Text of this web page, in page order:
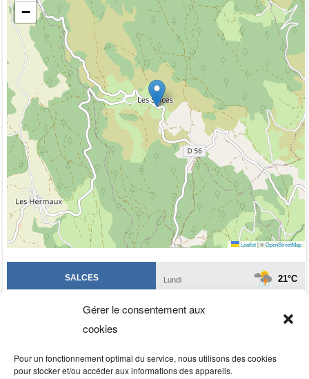
Gérer le consentement aux
cookies
Pour un fonctionnement optimal du service, nous utilisons des cookies
pour stocker et/ou accéder aux informations des appareils.
−
Leaflet |©OpenStreetMap